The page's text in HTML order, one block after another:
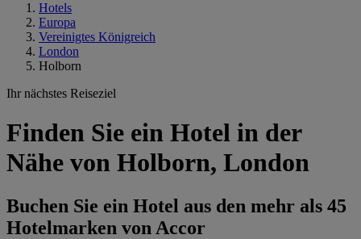
Hotels
Europa
Vereinigtes Königreich
London
Holborn
Ihr nächstes Reiseziel
Finden Sie ein Hotel in der
Nähe von Holborn, London
Buchen Sie ein Hotel aus den mehr als 45
Hotelmarken von Accor